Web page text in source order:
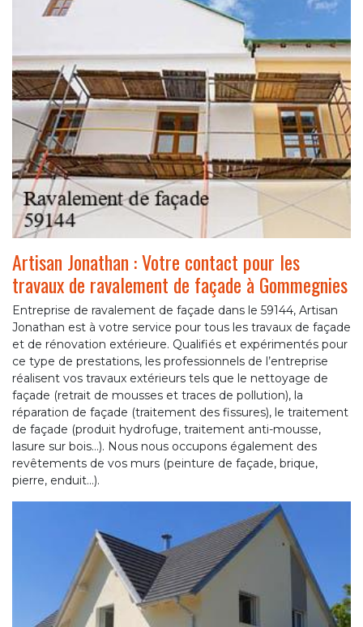
Artisan Jonathan : Votre contact pour les
travaux de ravalement de façade à Gommegnies
Entreprise de ravalement de façade dans le 59144, Artisan
Jonathan est à votre service pour tous les travaux de façade
et de rénovation extérieure. Qualifiés et expérimentés pour
ce type de prestations, les professionnels de l’entreprise
réalisent vos travaux extérieurs tels que le nettoyage de
façade (retrait de mousses et traces de pollution), la
réparation de façade (traitement des fissures), le traitement
de façade (produit hydrofuge, traitement anti-mousse,
lasure sur bois…). Nous nous occupons également des
revêtements de vos murs (peinture de façade, brique,
pierre, enduit…).